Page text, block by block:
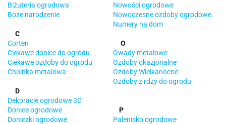
Biżuteria ogrodowa
Boże narodzenie
C
Corten
Ciekawe donice do ogrodu
Ciekawe ozdoby do ogrodu
Choinka metalowa
D
Dekoracje ogrodowe 3D
Donice ogrodowe
Doniczki ogrodowe
Nowości ogrodowe
Nowoczesne ozdoby ogrodowe
Numery na dom
O
Owady metalowe
Ozdoby okazjonalne
Ozdoby Wielkanocne
Ozdoby z rdzy do ogrodu
P
Palenisko ogrodowe